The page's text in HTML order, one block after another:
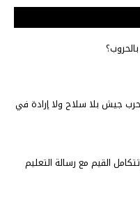
جيش بلا سلاح ولا إرادة في
القيم مع رسالة التعليم